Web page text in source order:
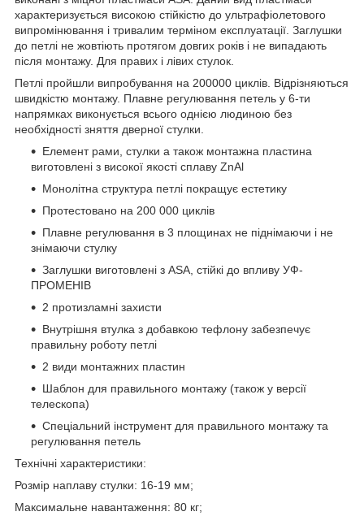
характеризується високою стійкістю до ультрафіолетового
випромінювання і тривалим терміном експлуатації. Заглушки
до петлі не жовтіють протягом довгих років і не випадають
після монтажу. Для правих і лівих стулок.
Петлі пройшли випробування на 200000 циклів. Відрізняються
швидкістю монтажу. Плавне регулювання петель у 6-ти
напрямках виконується всього однією людиною без
необхідності зняття дверної стулки.
Елемент рами, стулки а також монтажна пластина
виготовлені з високої якості сплаву ZnAl
Монолітна структура петлі покращує естетику
Протестовано на 200 000 циклів
Плавне регулювання в 3 площинах не піднімаючи і не
знімаючи стулку
Заглушки виготовлені з ASA, стійкі до впливу УФ-
ПРОМЕНІВ
2 протизламні захисти
Внутрішня втулка з добавкою тефлону забезпечує
правильну роботу петлі
2 види монтажних пластин
Шаблон для правильного монтажу (також у версії
телескопа)
Спеціальний інструмент для правильного монтажу та
регулювання петель
Технічні характеристики:
Розмір наплаву стулки: 16-19 мм;
Максимальне навантаження: 80 кг;